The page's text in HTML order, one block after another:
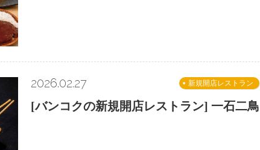
新規開店レストラン
2026.02.27
[バンコクの新規開店レストラン] 一石二鳥